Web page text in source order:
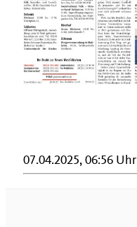
07.04.2025, 06:56 Uhr